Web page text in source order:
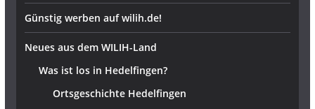
Günstig werben auf wilih.de!
Neues aus dem WILIH-Land
Was ist los in Hedelfingen?
Ortsgeschichte Hedelfingen